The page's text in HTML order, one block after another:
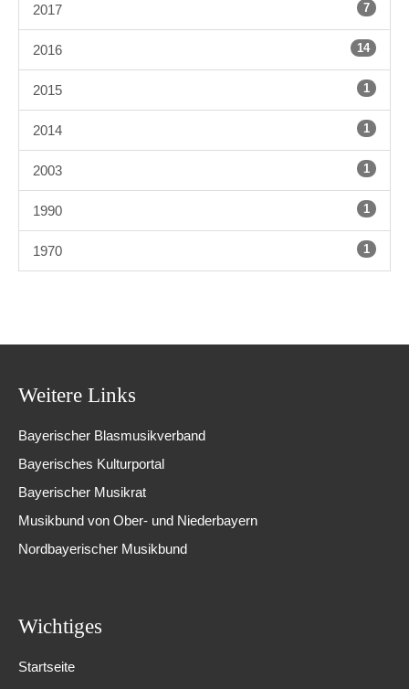
2017 7
2016 14
2015 1
2014 1
2003 1
1990 1
1970 1
Weitere Links
Bayerischer Blasmusikverband
Bayerisches Kulturportal
Bayerischer Musikrat
Musikbund von Ober- und Niederbayern
Nordbayerischer Musikbund
Wichtiges
Startseite